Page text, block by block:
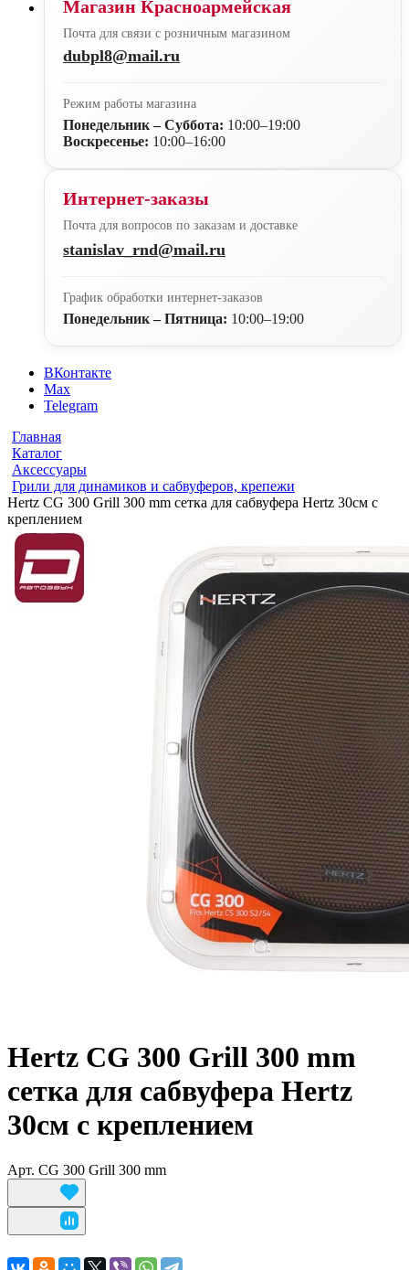
Магазин Красноармейская
Почта для связи с розничным магазином
dubpl8@mail.ru
Режим работы магазина
Понедельник – Суббота: 10:00–19:00
Воскресенье: 10:00–16:00
Интернет-заказы
Почта для вопросов по заказам и доставке
stanislav_rnd@mail.ru
График обработки интернет-заказов
Понедельник – Пятница: 10:00–19:00
ВКонтакте
Max
Telegram
Главная
Каталог
Аксессуары
Грили для динамиков и сабвуферов, крепежи
Hertz CG 300 Grill 300 mm сетка для сабвуфера Hertz 30см с
креплением
Hertz CG 300 Grill 300 mm
сетка для сабвуфера Hertz
30см с креплением
Арт. CG 300 Grill 300 mm